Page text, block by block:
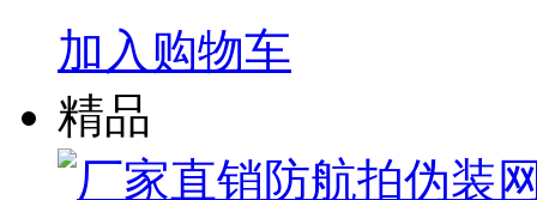
加入购物车
精品